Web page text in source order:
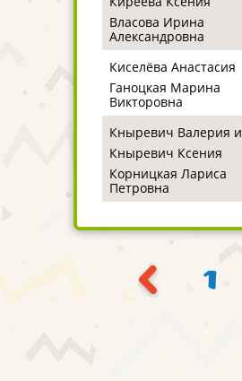
Власова Ирина
Александровна
Киселёва Анастасия
Ганоцкая Марина
Викторовна
Кныревич Валерия и
Кныревич Ксения
Корницкая Лариса
Петровна
1